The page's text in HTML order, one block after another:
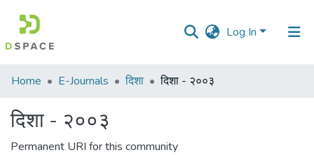
Log In
Communities
Collections
All of DSpace
Home E-Journals दिशा दिशा - २००३
दिशा - २००३
Permanent URI for this community